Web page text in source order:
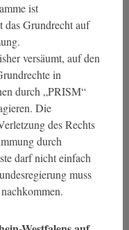
ist
das Grundrecht auf
versäumt, auf den
in
durch „PRISM“
Die
des Rechts
durch
darf nicht einfach
muss